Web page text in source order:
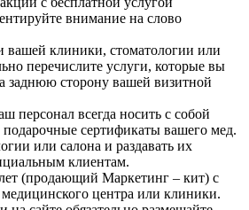
внимание на слово
вашей клиники, стоматологии или
перечислите услуги, которые вы
заднюю сторону вашей визитной
персонал всегда носить с собой
сертификаты вашего мед.
или салона и раздавать их
клиентам.
(продающий Маркетинг – кит) с
центра или клиники.